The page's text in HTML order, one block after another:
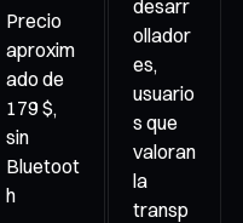
Precio
aproxim
ado de
179 $,
sin
Bluetoot
h
desarr
ollador
es,
usuario
s que
valoran
la
transp